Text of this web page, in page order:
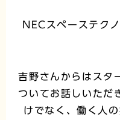
NECスペーステク
吉野さんからはスタ
ついてお話しいただ
けでなく、働く人